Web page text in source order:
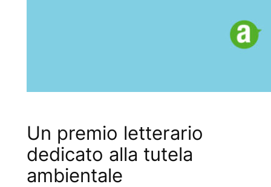
Un premio letterario
dedicato alla tutela
ambientale